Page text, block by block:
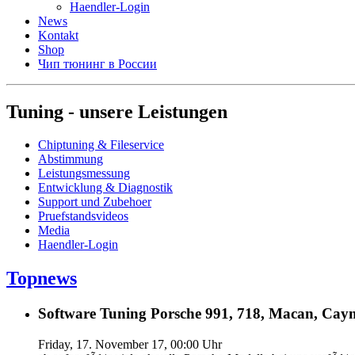
Haendler-Login
News
Kontakt
Shop
Чип тюнинг в России
Tuning - unsere Leistungen
Chiptuning & Fileservice
Abstimmung
Leistungsmessung
Entwicklung & Diagnostik
Support und Zubehoer
Pruefstandsvideos
Media
Haendler-Login
Topnews
Software Tuning Porsche 991, 718, Macan,
Friday, 17. November 17, 00:00 Uhr